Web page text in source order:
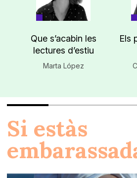
Que s’acabin les
lectures d’estiu
Marta López
Els
Si estàs